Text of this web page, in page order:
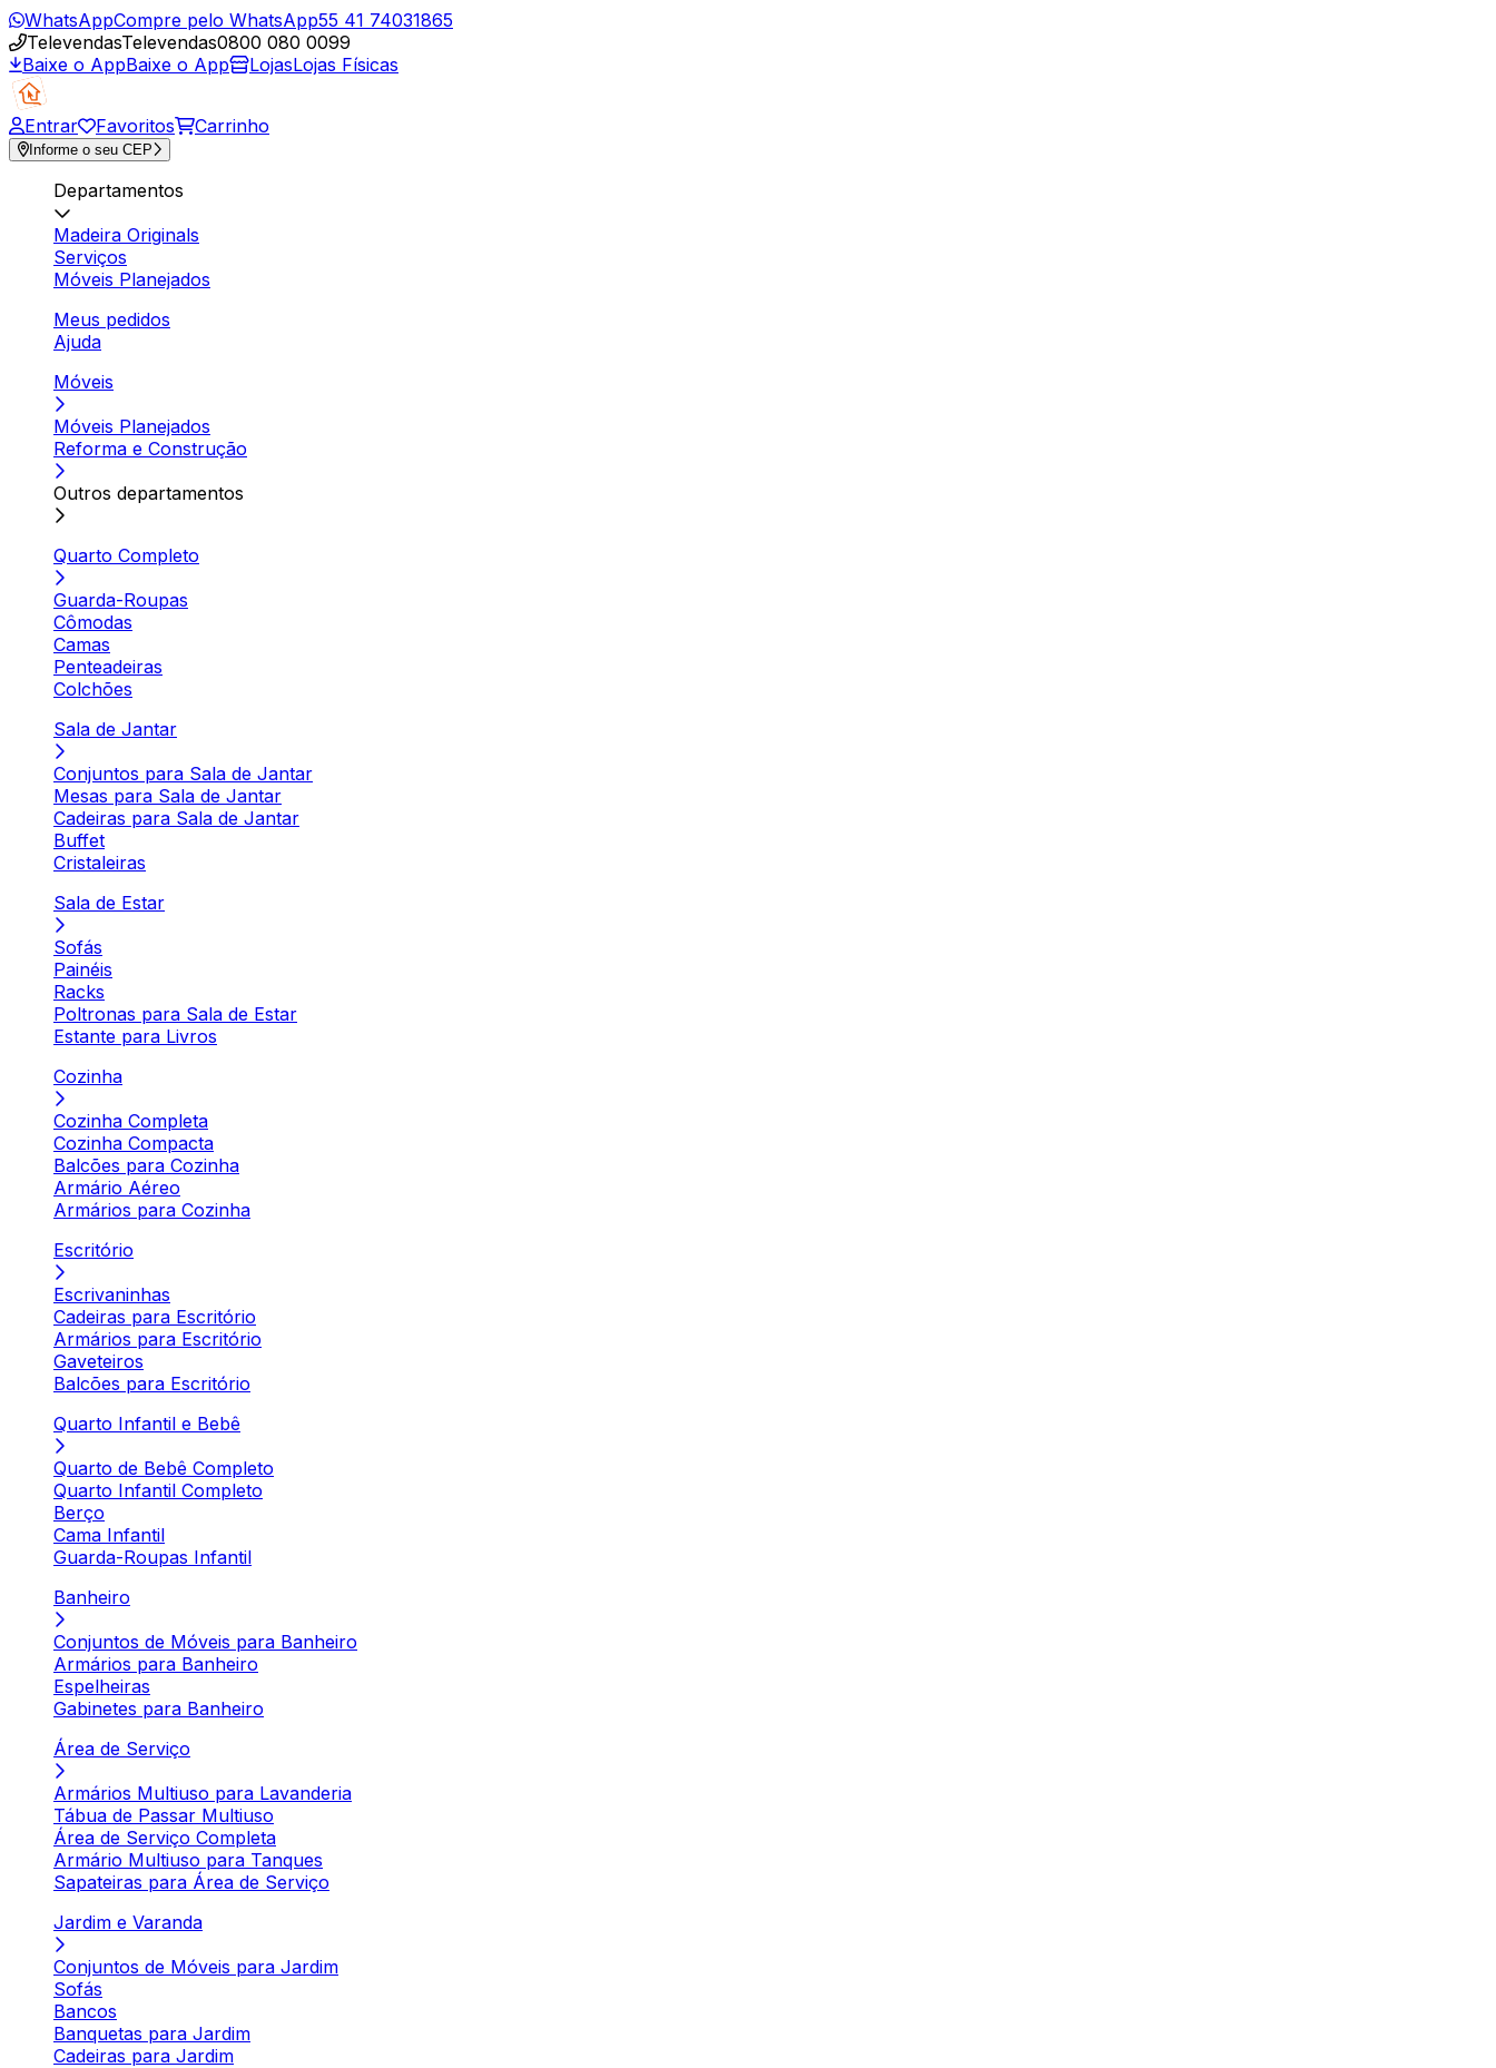
WhatsAppCompre pelo WhatsApp55 41 74031865
TelevendasTelevendas0800 080 0099
Baixe o AppBaixe o App LojasLojas Físicas
Entrar Favoritos Carrinho
Informe o seu CEP
Departamentos
Madeira Originals
Serviços
Móveis Planejados
Meus pedidos
Ajuda
Móveis
Móveis Planejados
Reforma e Construção
Outros departamentos
Quarto Completo
Guarda-Roupas
Cômodas
Camas
Penteadeiras
Colchões
Sala de Jantar
Conjuntos para Sala de Jantar
Mesas para Sala de Jantar
Cadeiras para Sala de Jantar
Buffet
Cristaleiras
Sala de Estar
Sofás
Painéis
Racks
Poltronas para Sala de Estar
Estante para Livros
Cozinha
Cozinha Completa
Cozinha Compacta
Balcões para Cozinha
Armário Aéreo
Armários para Cozinha
Escritório
Escrivaninhas
Cadeiras para Escritório
Armários para Escritório
Gaveteiros
Balcões para Escritório
Quarto Infantil e Bebê
Quarto de Bebê Completo
Quarto Infantil Completo
Berço
Cama Infantil
Guarda-Roupas Infantil
Banheiro
Conjuntos de Móveis para Banheiro
Armários para Banheiro
Espelheiras
Gabinetes para Banheiro
Área de Serviço
Armários Multiuso para Lavanderia
Tábua de Passar Multiuso
Área de Serviço Completa
Armário Multiuso para Tanques
Sapateiras para Área de Serviço
Jardim e Varanda
Conjuntos de Móveis para Jardim
Sofás
Bancos
Banquetas para Jardim
Cadeiras para Jardim